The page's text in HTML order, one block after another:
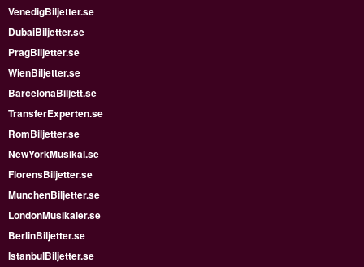
VenedigBiljetter.se
DubaiBiljetter.se
PragBiljetter.se
WienBiljetter.se
BarcelonaBiljett.se
TransferExperten.se
RomBiljetter.se
NewYorkMusikal.se
FlorensBiljetter.se
MunchenBiljetter.se
LondonMusikaler.se
BerlinBiljetter.se
IstanbulBiljetter.se